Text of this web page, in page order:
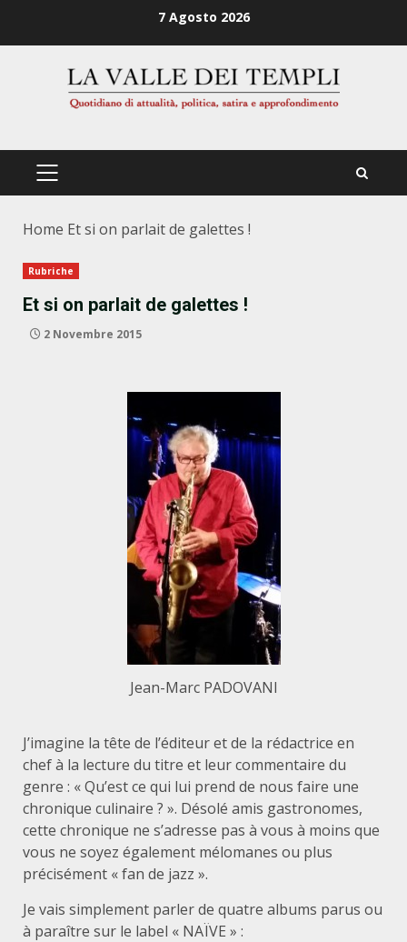
7 Agosto 2026
PRIMÄRES
Home Et si on parlait de galettes !
Rubriche
Et si on parlait de galettes !
2 Novembre 2015
Jean-Marc PADOVANI
J’imagine la tête de l’éditeur et de la rédactrice en
chef à la lecture du titre et leur commentaire du
genre : « Qu’est ce qui lui prend de nous faire une
chronique culinaire ? ». Désolé amis gastronomes,
cette chronique ne s’adresse pas à vous à moins que
vous ne soyez également mélomanes ou plus
précisément « fan de jazz ».
Je vais simplement parler de quatre albums parus ou
à paraître sur le label « NAÏVE » :